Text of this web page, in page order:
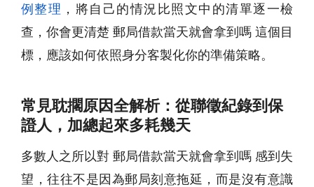
例整理 ，將自己的情況比照文中的清單逐一檢
查，你會更清楚 郵局借款當天就會拿到嗎 這個目
標，應該如何依照身分客製化你的準備策略。
常見耽擱原因全解析：從聯徵紀錄到保
證人，加總起來多耗幾天
多數人之所以對 郵局借款當天就會拿到嗎 感到失
望，往往不是因為郵局刻意拖延，而是沒有意識